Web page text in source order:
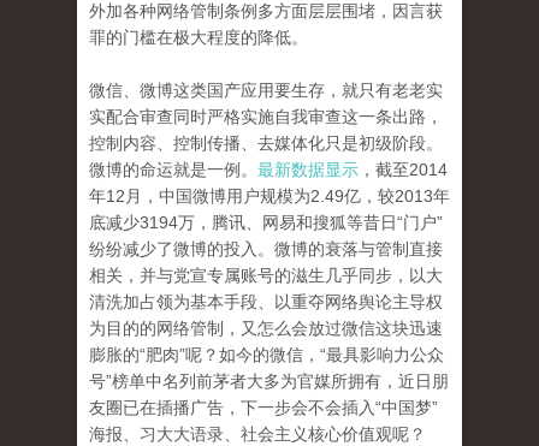
外加各种网络管制条例多方面层层围堵，因言获
罪的门槛在极大程度的降低。
微信、微博这类国产应用要生存，就只有老老实
实配合审查同时严格实施自我审查这一条出路，
控制内容、控制传播、去媒体化只是初级阶段。
微博的命运就是一例。 最新数据显示 ，截至2014
年12月，中国微博用户规模为2.49亿，较2013年
底减少3194万，腾讯、网易和搜狐等昔日“门户”
纷纷减少了微博的投入。微博的衰落与管制直接
相关，并与党宣专属账号的滋生几乎同步，以大
清洗加占领为基本手段、以重夺网络舆论主导权
为目的的网络管制，又怎么会放过微信这块迅速
膨胀的“肥肉”呢？如今的微信，“最具影响力公众
号”榜单中名列前茅者大多为官媒所拥有，近日朋
友圈已在插播广告，下一步会不会插入“中国梦”
海报、习大大语录、社会主义核心价值观呢？